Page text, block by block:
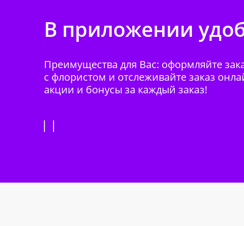
В приложении
Преимущества для Вас: оформляйте
с флористом и отслеживайте заказ
акции и бонусы за каждый заказ!